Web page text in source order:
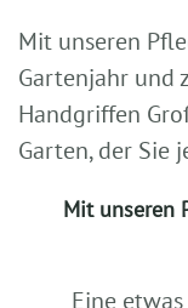
Mit unseren
Gartenjahr und
Handgriffen
Garten, der Sie
Mit unseren
Eine